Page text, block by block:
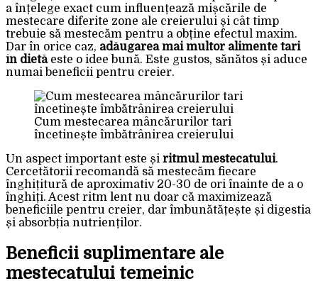
a înțelege exact cum influențează mișcările de
mestecare diferite zone ale creierului și cât timp
trebuie să mestecăm pentru a obține efectul maxim.
Dar în orice caz, adăugarea mai multor alimente tari
în dietăeste o idee bună. Este gustos, sănătos și aduce
numai beneficii pentru creier.
Cum mestecarea mâncărurilor tari
încetinește îmbătrânirea creierului
Un aspect important este și ritmul mestecatului.
Cercetătorii recomandă să mestecăm fiecare
înghițitură de aproximativ 20-30 de ori înainte de a o
înghiți. Acest ritm lent nu doar că maximizează
beneficiile pentru creier, dar îmbunătățește și digestia
și absorbția nutrienților.
Beneficii suplimentare ale
mestecatului temeinic